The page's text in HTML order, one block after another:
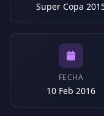
Super Copa
FECHA
10 Feb 2016